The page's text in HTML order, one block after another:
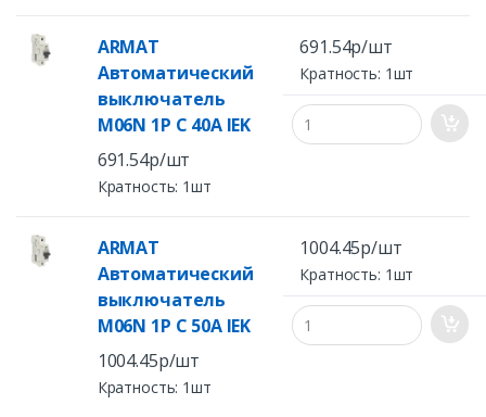
ARMAT
Автоматический
выключатель
M06N 1P C 40А IEK
691.54р/шт
Кратность: 1шт
691.54р/шт
Кратность: 1шт
ARMAT
Автоматический
выключатель
M06N 1P C 50А IEK
1004.45р/шт
Кратность: 1шт
1004.45р/шт
Кратность: 1шт